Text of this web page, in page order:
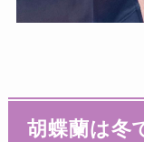
胡蝶蘭は冬